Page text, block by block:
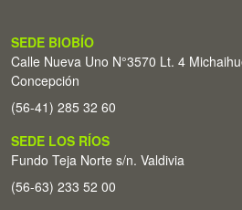
SEDE BIOBÍO
Calle Nueva Uno N°3570 Lt. 4
Concepción
(56-41) 285 32 60
SEDE LOS RÍOS
Fundo Teja Norte s/n. Valdivia
(56-63) 233 52 00